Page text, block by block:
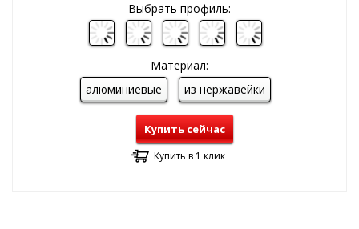
Выбрать профиль:
Материал:
алюминиевые
из нержавейки
Купить сейчас
Купить в 1 клик